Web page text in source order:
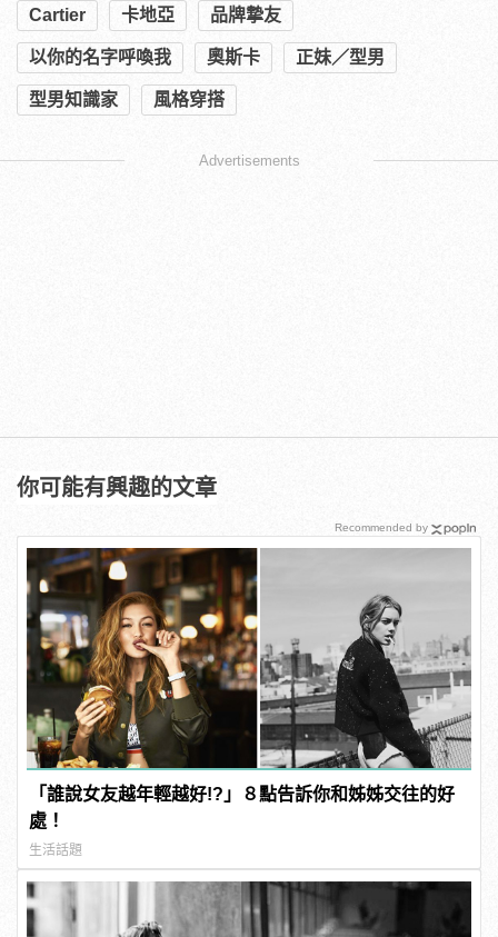
Cartier 卡地亞 品牌摯友
以你的名字呼喚我 奧斯卡 正妹／型男
型男知識家 風格穿搭
Advertisements
你可能有興趣的文章
「誰說女友越年輕越好!?」８點告訴你和姊姊交往的好
處！
生活話題
Recommended by